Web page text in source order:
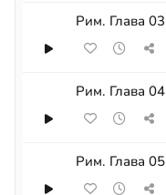
Рим. Глава 03
Рим. Глава 04
Рим. Глава 05